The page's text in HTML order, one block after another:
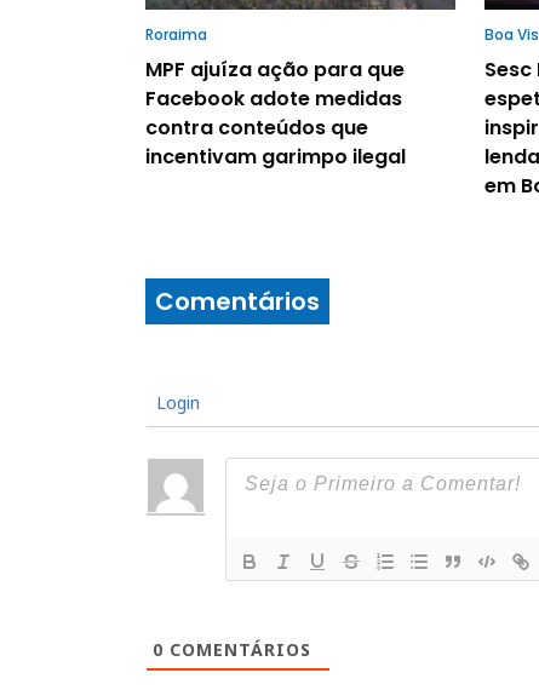
Roraima
MPF ajuíza ação para que
Facebook adote medidas
contra conteúdos que
incentivam garimpo ilegal
Boa
em
Comentários
Login
0 COMENTÁRIOS